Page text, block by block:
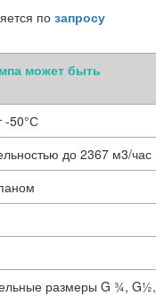
по запросу
может быть
-50°С
до 2367 м3/час
размеры G ¾, G½,